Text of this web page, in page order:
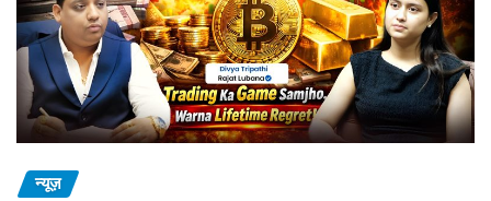
न्यूज़